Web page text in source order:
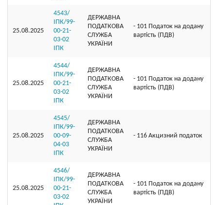
25.08.2025
4543/
ІПК/99-
00-21-
03-02
ІПК
ДЕРЖАВНА
ПОДАТКОВА
СЛУЖБА
УКРАЇНИ
- 101 Податок на додану
вартість (ПДВ)
25.08.2025
4544/
ІПК/99-
00-21-
03-02
ІПК
ДЕРЖАВНА
ПОДАТКОВА
СЛУЖБА
УКРАЇНИ
- 101 Податок на додану
вартість (ПДВ)
25.08.2025
4545/
ІПК/99-
00-09-
04-03
ІПК
ДЕРЖАВНА
ПОДАТКОВА
СЛУЖБА
УКРАЇНИ
- 116 Акцизний податок
25.08.2025
4546/
ІПК/99-
00-21-
03-02
ДЕРЖАВНА
ПОДАТКОВА
СЛУЖБА
УКРАЇНИ
- 101 Податок на додану
вартість (ПДВ)